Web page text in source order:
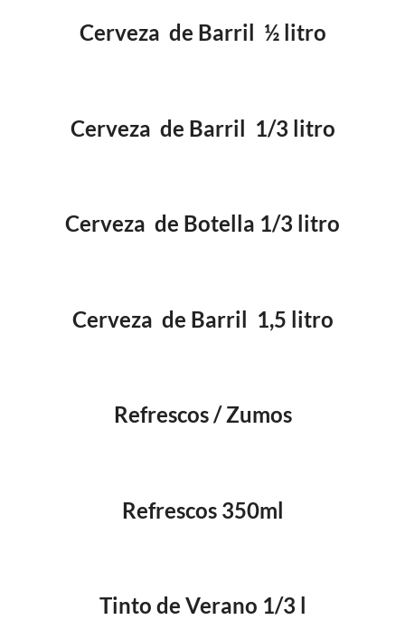
Cerveza de Barril ½ litro
Cerveza de Barril 1/3 litro
Cerveza de Botella 1/3 litro
Cerveza de Barril 1,5 litro
Refrescos / Zumos
Refrescos 350ml
Tinto de Verano 1/3 l